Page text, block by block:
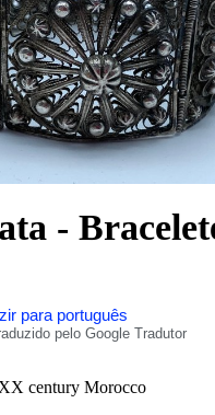
-
para português
pelo Google Tradutor
century Morocco